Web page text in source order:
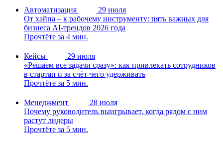
Автоматизация
29 июля
От хайпа – к рабочему инструменту: пять важных для
бизнеса AI-трендов 2026 года
Прочтёте за 4 мин.
Кейсы
29 июля
«Решаем все задачи сразу»: как привлекать сотрудников
в стартап и за счёт чего удерживать
Прочтёте за 5 мин.
Менеджмент
28 июля
Почему руководитель выигрывает, когда рядом с ним
растут лидеры
Прочтёте за 5 мин.